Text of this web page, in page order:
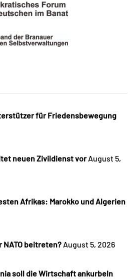
für Friedensbewegung
neuen Zivildienst vor August 5,
Afrikas: Marokko und Algerien
NATO beitreten? August 5, 2026
soll die Wirtschaft ankurbeln